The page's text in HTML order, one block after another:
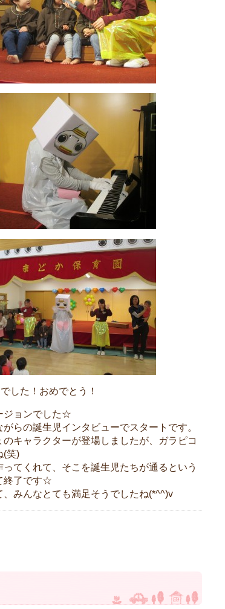
した！おめでとう！
ジョンでした☆
らの誕生児インタビューでスタートです。
キャラクターが登場しましたが、ガラピコ
(笑)
てくれて、そこを誕生児たちが通るという
終了です☆
みんなとても満足そうでしたね(*^^)v